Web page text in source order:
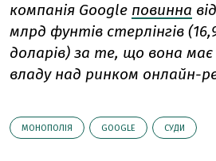
компанія Google повинна
млрд фунтів стерлінгів
доларів) за те, що вона
владу над ринком онлайн-
МОНОПОЛІЯ GOOGLE СУДИ